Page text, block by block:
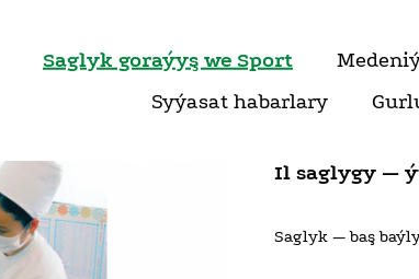
Saglyk goraýyş we Sport
Syýasat habarlary
Il saglygy —
Saglyk — baş